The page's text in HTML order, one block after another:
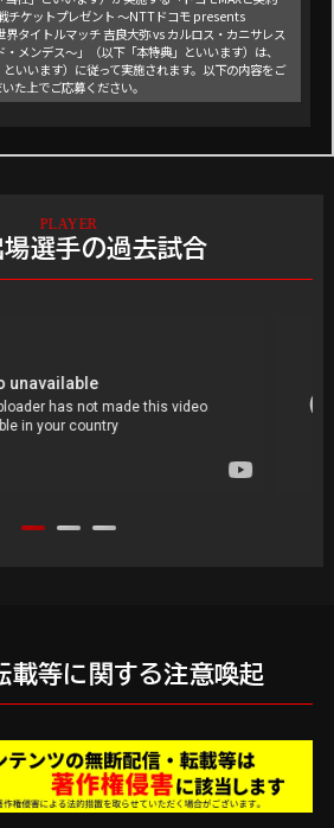
チケットプレゼント ～NTTドコモ presents
タイトルマッチ 吉良大弥 vs カルロス・カニサレス
メンデス～」（以下「本特典」といいます）は、
いいます）に従って実施されます。以下の内容をご
た上でご応募ください。
弥 vs カルロス・カニサレス & 石井武志 vs ウィルフ
募になります。
者の姿が映り込む可能性があることをあらかじめご
ださい。映り込みによる肖像権やプライバシーに関す
をご遠慮ください。
ること
を記入のうえ応募してください。
でとなります。複数回応募された場合は最新の応募
月25日(火)頃より順次、本特典に応募されたdアカ
レス宛にご連絡いたします。
前後する場合がございます。あらかじめご了承くだ
場選手の過去試合
載等に関する注意喚起